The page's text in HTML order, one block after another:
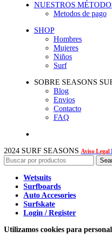
NUESTROS
Metodos de pago
SHOP
Hombres
Mujeres
Niños
Surf
SOBRE SEASONS
Blog
Envios
Contacto
FAQ
2024 SURF SEASONS Aviso Legal
Wetsuits
Surfboards
Auto Accesories
Surfskate
Login / Register
Utilizamos cookies para